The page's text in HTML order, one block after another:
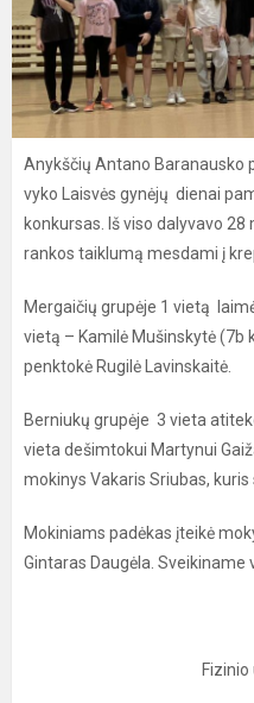
Anykščių Antano Baranausko
vyko Laisvės gynėjų dienai
konkursas. Iš viso dalyvavo
rankos taiklumą mesdami į
Mergaičių grupėje 1 vietą
vietą – Kamilė Mušinskytė (7b
penktokė Rugilė Lavinskaitė.
Berniukų grupėje 3 vieta
vieta dešimtokui Martynui
mokinys Vakaris Sriubas,
Mokiniams padėkas įteikė
Gintaras Daugėla. Sveikiname
Fizinio ugdymo